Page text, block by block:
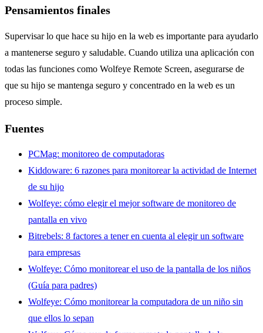
Pensamientos finales
Supervisar lo que hace su hijo en la web es importante para ayudarlo
a mantenerse seguro y saludable. Cuando utiliza una aplicación con
todas las funciones como Wolfeye Remote Screen, asegurarse de
que su hijo se mantenga seguro y concentrado en la web es un
proceso simple.
Fuentes
PCMag: monitoreo de computadoras
Kiddoware: 6 razones para monitorear la actividad de Internet
de su hijo
Wolfeye: cómo elegir el mejor software de monitoreo de
pantalla en vivo
Bitrebels: 8 factores a tener en cuenta al elegir un software
para empresas
Wolfeye: Cómo monitorear el uso de la pantalla de los niños
(Guía para padres)
Wolfeye: Cómo monitorear la computadora de un niño sin
que ellos lo sepan